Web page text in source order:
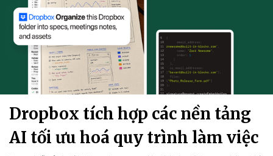
Dropbox tích hợp các nền tảng
AI tối ưu hoá quy trình làm việc